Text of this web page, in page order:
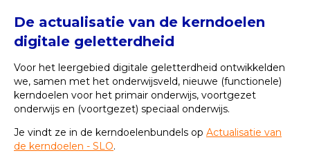
De actualisatie van de kerndoelen
digitale geletterdheid
Voor het leergebied digitale geletterdheid ontwikkelden
we, samen met het onderwijsveld, nieuwe (functionele)
kerndoelen voor het primair onderwijs, voortgezet
onderwijs en (voortgezet) speciaal onderwijs.
Je vindt ze in de kerndoelenbundels op Actualisatie van
de kerndoelen - SLO.